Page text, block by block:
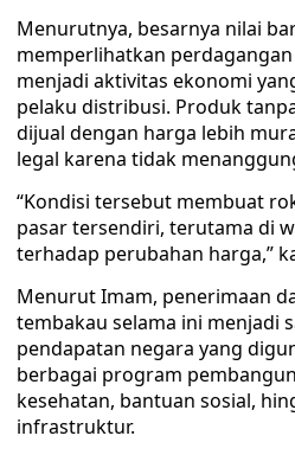
Menurutnya, besarnya nilai
memperlihatkan
menjadi aktivitas ekonomi
pelaku distribusi. Produk
dijual dengan harga lebih
legal karena tidak
“Kondisi tersebut membuat
pasar tersendiri, terutama di
terhadap perubahan harga,”
Menurut Imam, penerimaan
tembakau selama ini menjadi
pendapatan negara yang
berbagai program
kesehatan, bantuan sosial,
infrastruktur.